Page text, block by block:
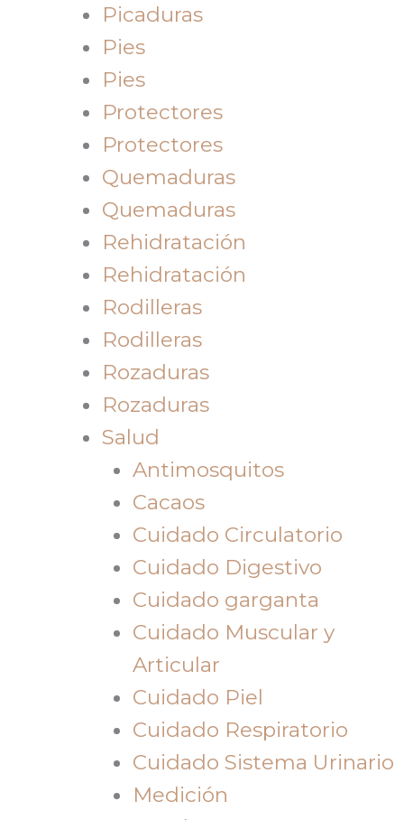
Picaduras
Pies
Pies
Protectores
Protectores
Quemaduras
Quemaduras
Rehidratación
Rehidratación
Rodilleras
Rodilleras
Rozaduras
Rozaduras
Salud
Antimosquitos
Cacaos
Cuidado Circulatorio
Cuidado Digestivo
Cuidado garganta
Cuidado Muscular y
Articular
Cuidado Piel
Cuidado Respiratorio
Cuidado Sistema Urinario
Medición